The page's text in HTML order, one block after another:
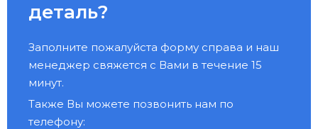
деталь?
Заполните пожалуйста форму справа и наш
менеджер свяжется с Вами в течение 15
минут.
Также Вы можете позвонить нам по
телефону: